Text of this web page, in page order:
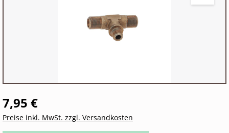
7,95 €
Preise inkl. MwSt. zzgl. Versandkosten